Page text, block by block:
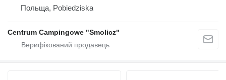
Польща, Pobiedziska
Centrum Campingowe "Smolicz"